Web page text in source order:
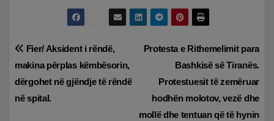
Lëvizje
te
postimet
Protesta e Rithemelimit para
Bashkisë së Tiranës.
Protestuesit të zemëruar
hodhën molotov, vezë dhe
mollë dhe tentuan që të hynin
Fier/ Aksident i rëndë,
makina përplas këmbësorin,
dërgohet në gjëndje të rëndë
në spital.